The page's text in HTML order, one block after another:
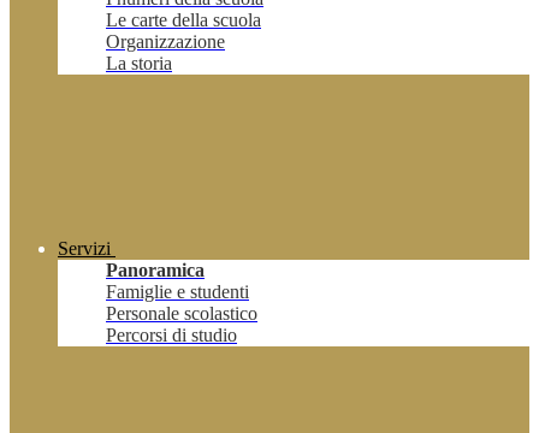
Le carte della scuola
Organizzazione
La storia
Servizi
Panoramica
Famiglie e studenti
Personale scolastico
Percorsi di studio